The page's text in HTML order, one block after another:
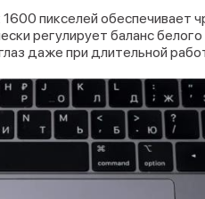
пикселей обеспечивает
регулирует баланс
даже при длительной